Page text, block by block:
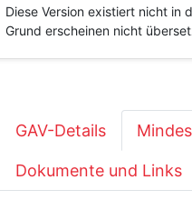
Diese Version existiert nicht in
Grund erscheinen nicht
GAV-Details
Dokumente und Links